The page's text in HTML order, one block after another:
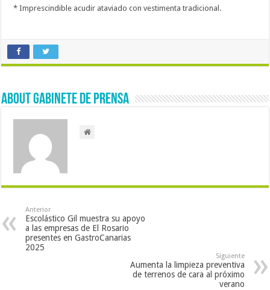
* Imprescindible acudir ataviado con vestimenta tradicional.
About Gabinete de Prensa
Anterior
Escolástico Gil muestra su apoyo
a las empresas de El Rosario
presentes en GastroCanarias
2025
Siguiente
Aumenta la limpieza preventiva
de terrenos de cara al próximo
verano